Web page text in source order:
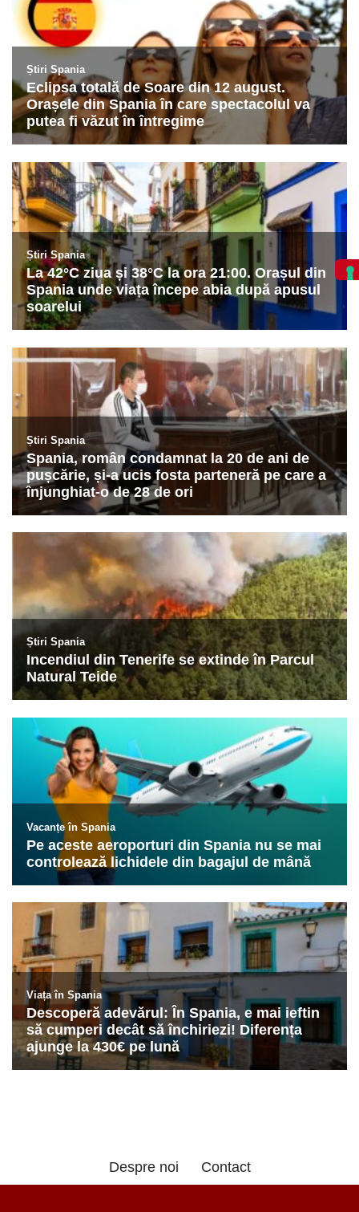
Despre noi Contact